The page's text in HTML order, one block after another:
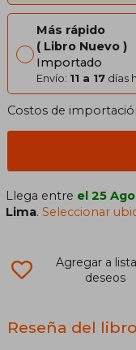
Más rápido
Libro Nuevo
Importado
Envío: 11 a 17 días
Costos de
Llega entre el 25 Ago
Lima.Seleccionar
Agregar a
deseos
Reseña del